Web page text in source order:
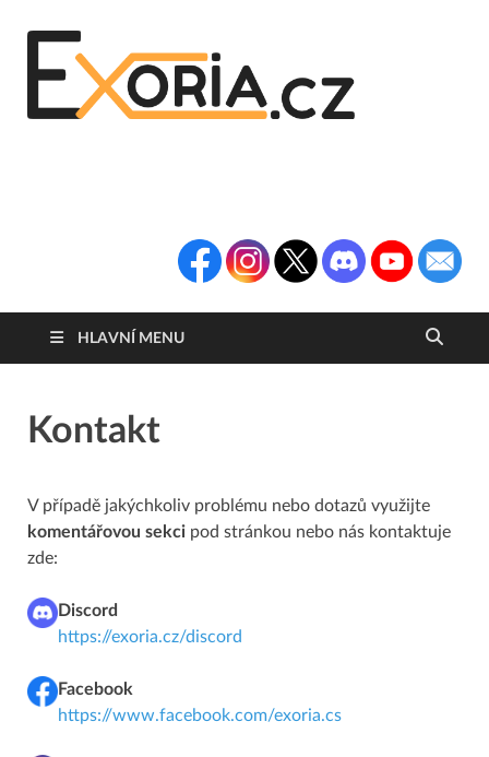
HLAVNÍ MENU
Kontakt
V případě jakýchkoliv problému nebo dotazů využijte
komentářovou sekci pod stránkou nebo nás kontaktuje
zde:
Discord
https://exoria.cz/discord
Facebook
https://www.facebook.com/exoria.cs